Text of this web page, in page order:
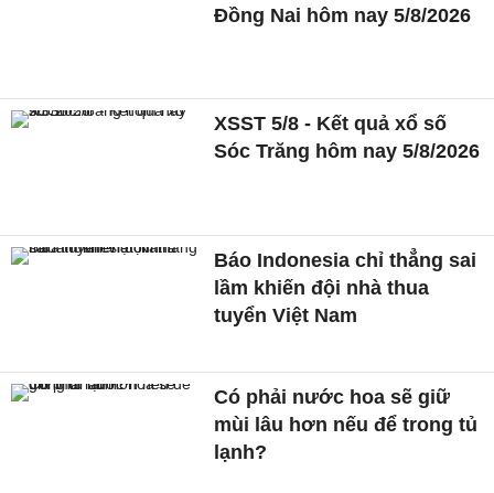
Đồng Nai hôm nay 5/8/2026
XSST 5/8 - Kết quả xổ số
Sóc Trăng hôm nay 5/8/2026
Báo Indonesia chỉ thẳng sai
lầm khiến đội nhà thua
tuyển Việt Nam
Có phải nước hoa sẽ giữ
mùi lâu hơn nếu để trong tủ
lạnh?